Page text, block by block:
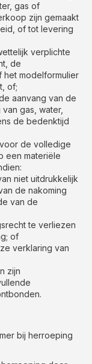
gas of
zijn gemaakt
of tot levering
verplichte
de
modelformulier
of;
aanvang van de
gas, water,
de bedenktijd
de volledige
een materiële
niet uitdrukkelijk
de nakoming
van de
te verliezen
of
verklaring van
zijn
bij herroeping